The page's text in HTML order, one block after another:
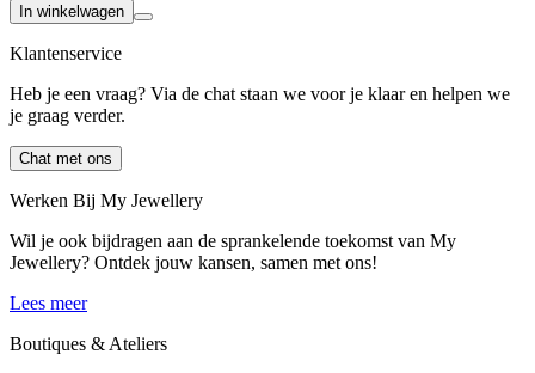
In winkelwagen
Klantenservice
Heb je een vraag? Via de chat staan we voor je klaar en helpen we
je graag verder.
Chat met ons
Werken Bij My Jewellery
Wil je ook bijdragen aan de sprankelende toekomst van My
Jewellery? Ontdek jouw kansen, samen met ons!
Lees meer
Boutiques & Ateliers